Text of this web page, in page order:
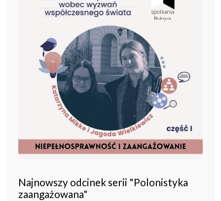
Najnowszy odcinek serii "Polonistyka
zaangażowana"